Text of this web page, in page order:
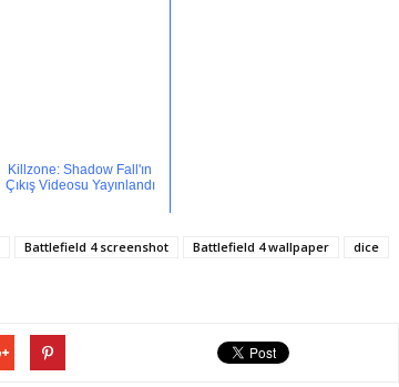
Killzone: Shadow Fall'ın
Çıkış Videosu Yayınlandı
Battlefield 4 screenshot Battlefield 4 wallpaper
dice